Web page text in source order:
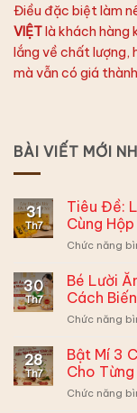
Điều đặc biệt làm
VIỆTlà khách hàng
lắng về chất lượng,
mà vẫn có giá
BÀI VIẾT MỚI
31
Th7
Tiêu Đề:
Cùng
Chức năng
30
Th7
Bé Lười
Cách
Chức năng
28
Th7
Bật Mí 3
Cho
Chức năng